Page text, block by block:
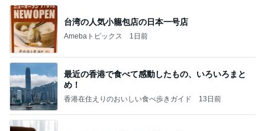
台湾の人気小籠包店の日本一号店
Amebaトピックス 1日前
最近の香港で食べて感動したもの、いろいろまと
め！
香港在住えりのおいしい食べ歩きガイド 13日前